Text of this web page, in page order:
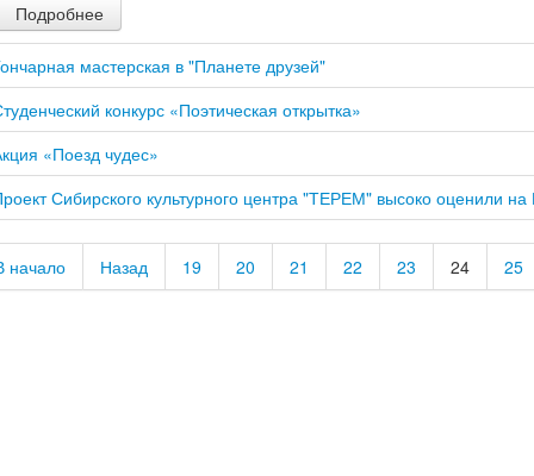
Подробнее
мастерская в "Планете друзей"
конкурс «Поэтическая открытка»
«Поезд чудес»
Сибирского культурного центра "ТЕРЕМ" высоко оценили на
начало Назад 19 20 21 22 23 24 25